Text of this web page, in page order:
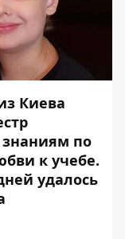
Киева
знаниям по
к учебе.
удалось